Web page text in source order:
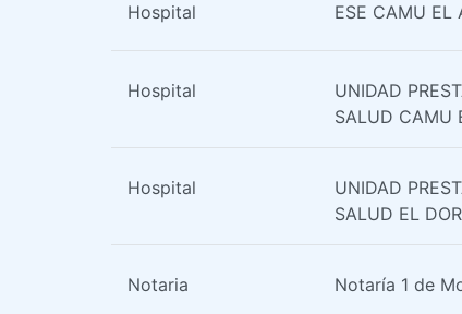
Hospital ESE CAMU EL
Hospital
UNIDAD
SALUD CAMU
Hospital
UNIDAD
SALUD EL
Notaria Notaría 1 de